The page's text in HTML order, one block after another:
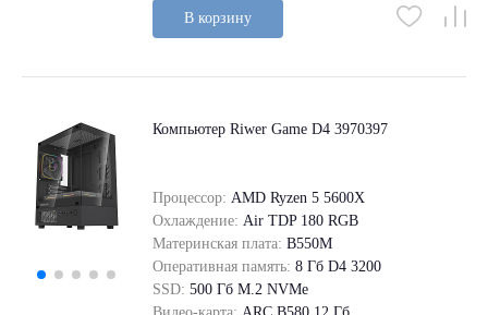
В корзину
Компьютер Riwer Game D4 3970397
Процессор: AMD Ryzen 5 5600X
Охлаждение: Air TDP 180 RGB
Материнская плата: B550M
Оперативная память: 8 Гб D4 3200
SSD: 500 Гб M.2 NVMe